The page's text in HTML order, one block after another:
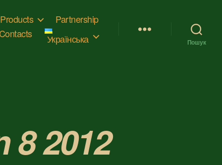
Products
Partnership
Contacts
Українська Пошук
8 2012